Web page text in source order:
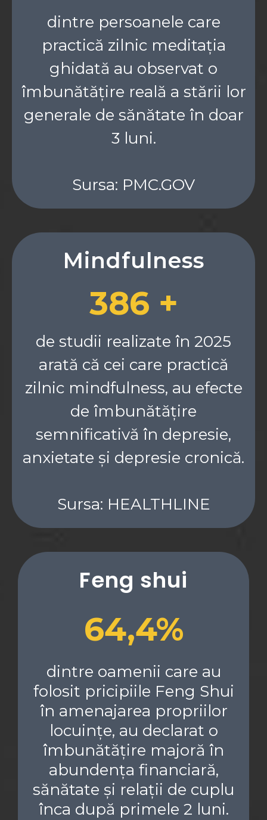
dintre persoanele care
practică zilnic meditația
ghidată au observat o
îmbunătățire reală a stării lor
generale de sănătate în doar
3 luni.
Sursa: PMC.GOV
Mindfulness
386 +
de studii realizate în 2025
arată că cei care practică
zilnic mindfulness, au efecte
de îmbunătățire
semnificativă în depresie,
anxietate și depresie cronică.
Sursa: HEALTHLINE
Feng shui
64,4%
dintre oamenii care au
folosit pricipiile Feng Shui
în amenajarea propriilor
locuințe, au declarat o
îmbunătățire majoră în
abundența financiară,
sănătate și relații de cuplu
înca după primele 2 luni.